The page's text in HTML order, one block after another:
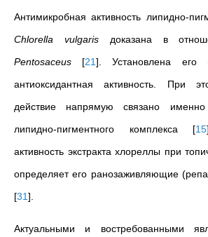
Антимикробная активность липидно-
Chlorella vulgaris доказана в
Pentosaceus
[21] . Установлена его
антиоксидантная активность. При
действие напрямую связано
липидно-пигментного комплекса [15]
активность экстракта хлореллы при
определяет его ранозаживляющие
[31]
Актуальными и востребованными